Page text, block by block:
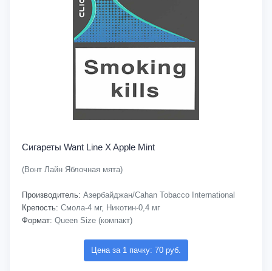
Сигареты Want Line X Apple Mint
(Вонт Лайн Яблочная мята)
Производитель: Азербайджан/Cahan Tobacco International
Крепость: Смола-4 мг, Никотин-0,4 мг
Формат: Queen Size (компакт)
Цена за 1 пачку: 70 руб.